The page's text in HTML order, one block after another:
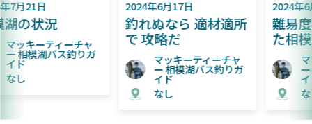
2024年6月17日
釣れぬなら 適材適所
で 攻略だ
マッキーティーチャ
ー 相模湖バス釣りガ
2024年6月9日
難易度が上がってき
た相模湖
マッキーティーチャ
ー 相模湖バス釣りガ
イド